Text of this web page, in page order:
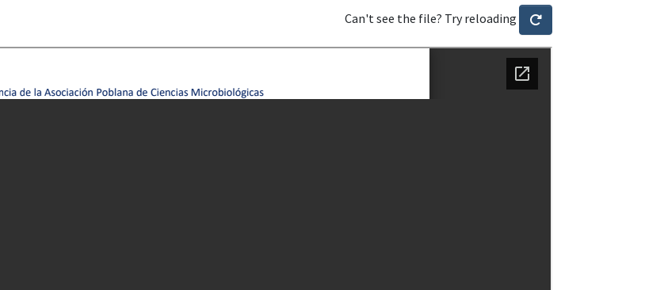
Can't see the file? Try reloading